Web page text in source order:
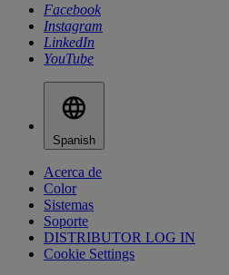
Facebook
Instagram
LinkedIn
YouTube
Spanish
Acerca de
Color
Sistemas
Soporte
DISTRIBUTOR LOG IN
Cookie Settings